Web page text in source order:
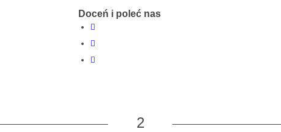
Doceń i poleć nas
2